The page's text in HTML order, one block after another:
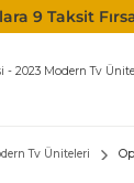
9 Taksit
Tv Üniteleri